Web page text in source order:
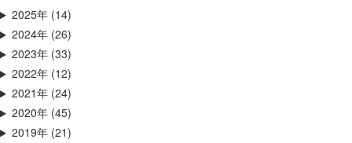
2025年 (14)
2024年 (26)
2023年 (33)
2022年 (12)
2021年 (24)
2020年 (45)
2019年 (21)